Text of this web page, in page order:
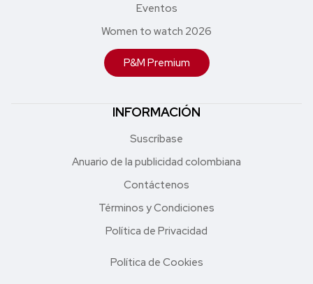
Eventos
Women to watch 2026
P&M Premium
INFORMACIÓN
Suscríbase
Anuario de la publicidad colombiana
Contáctenos
Términos y Condiciones
Política de Privacidad
Política de Cookies